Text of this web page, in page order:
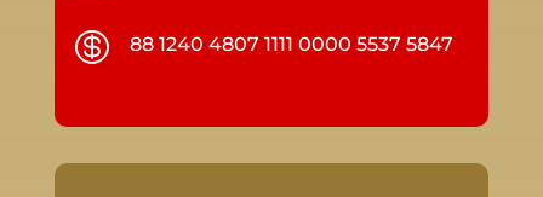
 88 1240 4807 1111 0000 5537 5847